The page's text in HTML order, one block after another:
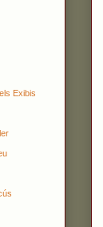
Exibis